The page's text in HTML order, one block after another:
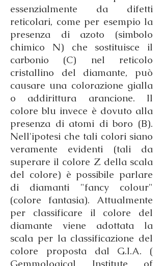
essenzialmente da difetti
reticolari, come per esempio la
presenza di azoto (simbolo
chimico N) che sostituisce il
carbonio (C) nel reticolo
cristallino del diamante, può
causare una colorazione gialla
o addirittura arancione. Il
colore blu invece è dovuto alla
presenza di atomi di boro (B).
Nell'ipotesi che tali colori siano
veramente evidenti (tali da
superare il colore Z della scala
del colore) è possibile parlare
di diamanti "fancy colour"
(colore fantasia). Attualmente
per classificare il colore del
diamante viene adottata la
scala per la classificazione del
colore proposta dal G.I.A. (